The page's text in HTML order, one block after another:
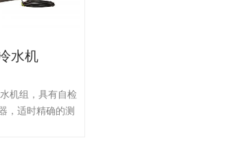
水机
机组，具有自检
，适时精确的测